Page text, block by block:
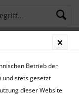
04421 773770
Betrieb der
und stets gesetzt
dieser Website